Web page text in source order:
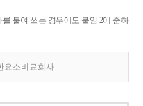
붙여 쓰는 경우에도 붙임 2에 준하
요소비료회사